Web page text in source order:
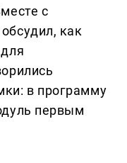
с
как
в программу
первым